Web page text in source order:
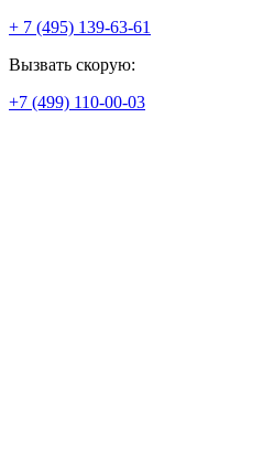
+ 7 (495) 139-63-61
Вызвать скорую:
+7 (499) 110-00-03